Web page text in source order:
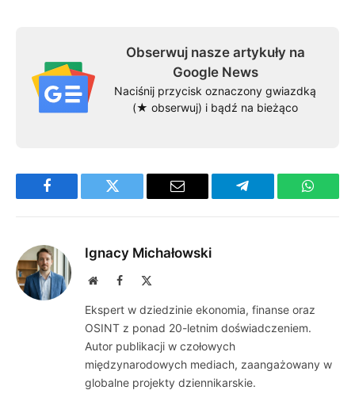
Obserwuj nasze artykuły na
Google News
Naciśnij przycisk oznaczony gwiazdką
(★ obserwuj) i bądź na bieżąco
Facebook Twitter Email Telegram
Ignacy Michałowski
WebsiteFacebook
Ekspert w dziedzinie ekonomia, finanse oraz
OSINT z ponad 20-letnim doświadczeniem.
Autor publikacji w czołowych
międzynarodowych mediach, zaangażowany w
globalne projekty dziennikarskie.